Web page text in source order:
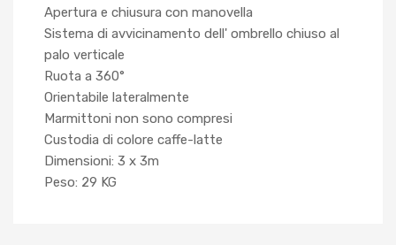
Apertura e chiusura con manovella
Sistema di avvicinamento dell' ombrello chiuso al
palo verticale
Ruota a 360°
Orientabile lateralmente
Marmittoni non sono compresi
Custodia di colore caffe-latte
Dimensioni: 3 x 3m
Peso: 29 KG